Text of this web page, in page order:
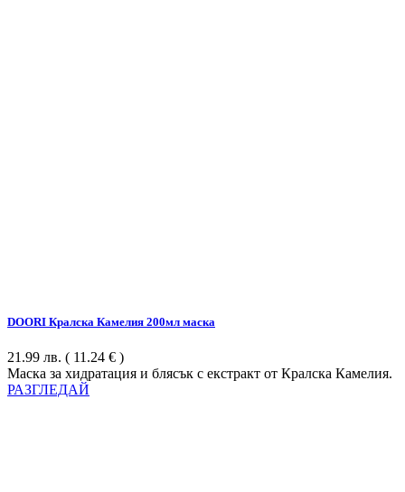
DOORI Кралска Камелия 200мл маска
21.99 лв. ( 11.24 € )
Маска за хидратация и блясък с екстракт от Кралска Камелия.
РАЗГЛЕДАЙ